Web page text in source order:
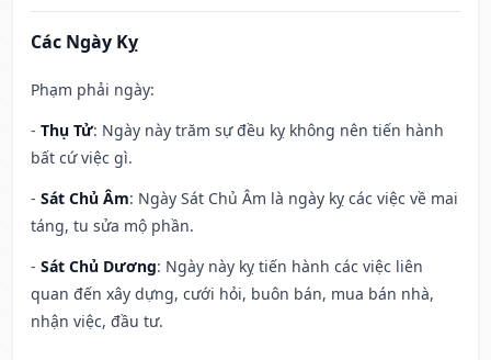
Các Ngày Kỵ
Phạm phải ngày:
- Thụ Tử: Ngày này trăm sự đều kỵ không nên tiến hành
bất cứ việc gì.
- Sát Chủ Âm: Ngày Sát Chủ Âm là ngày kỵ các việc về mai
táng, tu sửa mộ phần.
- Sát Chủ Dương: Ngày này kỵ tiến hành các việc liên
quan đến xây dựng, cưới hỏi, buôn bán, mua bán nhà,
nhận việc, đầu tư.